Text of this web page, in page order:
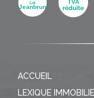
ACCUEIL
LEXIQUE